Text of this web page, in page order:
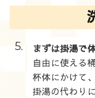
5.
まずは掛湯で
自由に使える
杯体にかけて
掛湯の代わり